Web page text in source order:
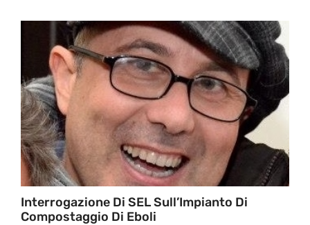
Interrogazione Di SEL Sull’Impianto Di
Compostaggio Di Eboli